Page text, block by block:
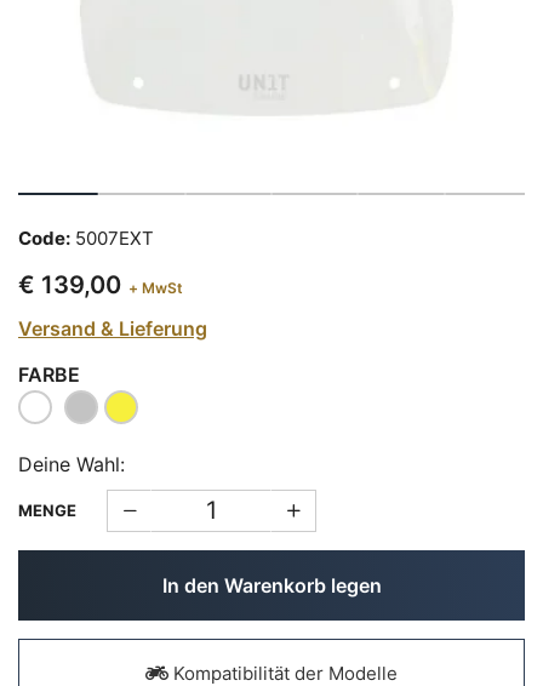
Code: 5007EXT
€ 139,00 + MwSt
Versand & Lieferung
FARBE
Deine Wahl:
MENGE
In den Warenkorb legen
Kompatibilität der Modelle